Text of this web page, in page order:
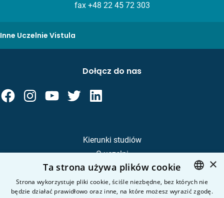
fax +48 22 45 72 303
Inne Uczelnie Vistula
Kierunki studiów
O uczelni
Kandydat
Student
Dołącz do nas
POLISH
×
Ta strona używa plików cookie
Strona wykorzystuje pliki cookie, ściśle niezbędne, bez których nie
będzie działać prawidłowo oraz inne, na które możesz wyrazić zgodę.